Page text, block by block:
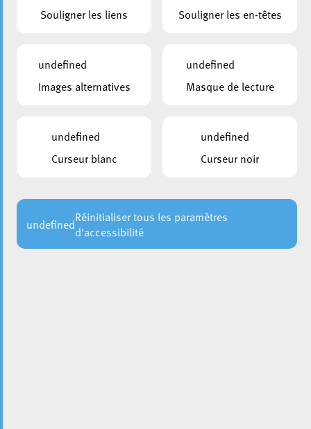
Souligner les liens
Souligner les en-têtes
undefined
Images alternatives
undefined
Masque de lecture
undefined
Curseur blanc
undefined
Curseur noir
undefinedRéinitialiser tous les paramètres
d'accessibilité